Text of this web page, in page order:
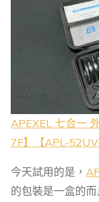
APEXEL 七合一
7F】【APL-52UV-
今天試用的是，
的包裝是一盒的